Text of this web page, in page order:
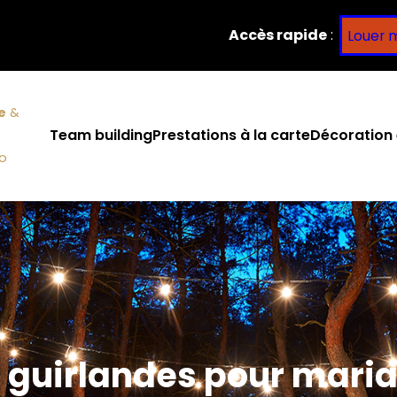
Accès rapide: Louer
&
Team buildingPrestations à la carteDécoration
pour